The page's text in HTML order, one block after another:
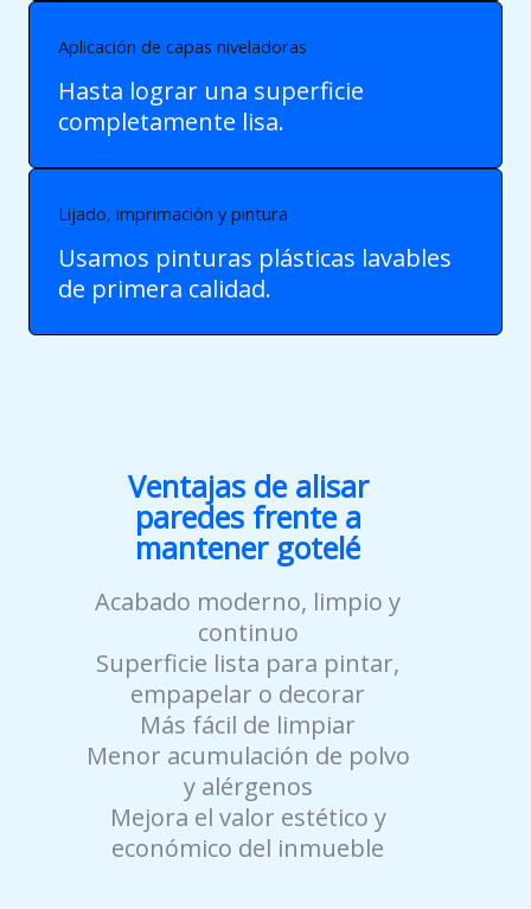
Aplicación de capas niveladoras
Hasta lograr una superficie
completamente lisa.
Lijado, imprimación y pintura
Usamos pinturas plásticas lavables
de primera calidad.
Ventajas de alisar
paredes frente a
mantener gotelé
Acabado moderno, limpio y
continuo
Superficie lista para pintar,
empapelar o decorar
Más fácil de limpiar
Menor acumulación de polvo
y alérgenos
Mejora el valor estético y
económico del inmueble